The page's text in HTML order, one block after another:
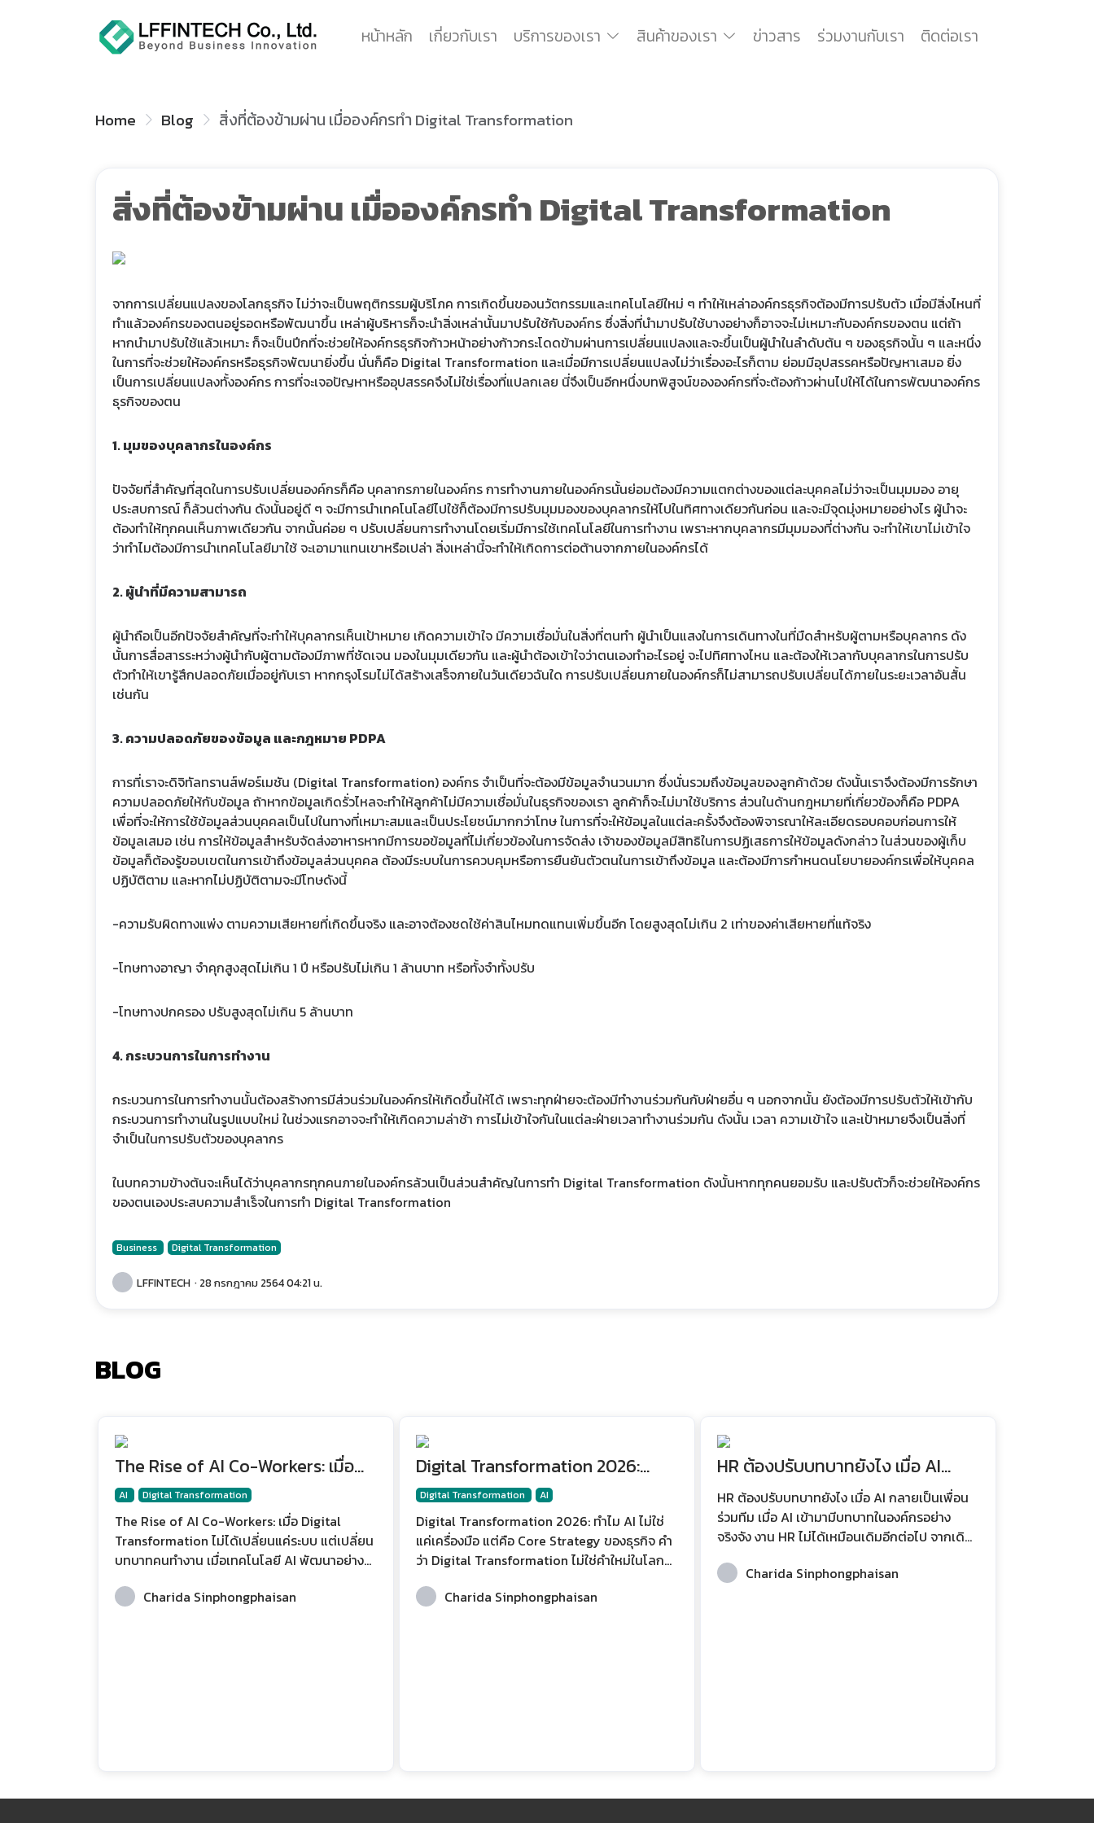
หน้าหลัก เกี่ยวกับเรา บริการของเรา สินค้าของเรา ข่าวสาร ร่วมงานกับเรา ติดต่อเรา
Home Blog สิ่งที่ต้องข้ามผ่าน เมื่อองค์กรทำ Digital Transformation
สิ่งที่ต้องข้ามผ่าน เมื่อองค์กรทำ Digital Transformation
จากการเปลี่ยนแปลงของโลกธุรกิจ ไม่ว่าจะเป็นพฤติกรรมผู้บริโภค การเกิดขึ้นของนวัตกรรมและเทคโนโลยีใหม่ ๆ ทำให้เหล่าองค์กรธุรกิจต้องมีการปรับตัว เมื่อมีสิ่งไหนที่
ทำแล้วองค์กรของตนอยู่รอดหรือพัฒนาขึ้น เหล่าผู้บริหารก็จะนำสิ่งเหล่านั้นมาปรับใช้กับองค์กร ซึ่งสิ่งที่นำมาปรับใช้บางอย่างก็อาจจะไม่เหมาะกับองค์กรของตน แต่ถ้า
หากนำมาปรับใช้แล้วเหมาะ ก็จะเป็นปีกที่จะช่วยให้องค์กรธุรกิจก้าวหน้าอย่างก้าวกระโดดข้ามผ่านการเปลี่ยนแปลงและจะขึ้นเป็นผู้นำในลำดับต้น ๆ ของธุรกิจนั้น ๆ และหนึ่ง
ในการที่จะช่วยให้องค์กรหรือธุรกิจพัฒนายิ่งขึ้น นั่นก็คือ Digital Transformation และเมื่อมีการเปลี่ยนแปลงไม่ว่าเรื่องอะไรก็ตาม ย่อมมีอุปสรรคหรือปัญหาเสมอ ยิ่ง
เป็นการเปลี่ยนแปลงทั้งองค์กร การที่จะเจอปัญหาหรืออุปสรรคจึงไม่ใช่เรื่องที่แปลกเลย นี่จึงเป็นอีกหนึ่งบทพิสูจน์ขององค์กรที่จะต้องก้าวผ่านไปให้ได้ในการพัฒนาองค์กร
ธุรกิจของตน
1. มุมของบุคลากรในองค์กร
ปัจจัยที่สำคัญที่สุดในการปรับเปลี่ยนองค์กรก็คือ บุคลากรภายในองค์กร การทำงานภายในองค์กรนั้นย่อมต้องมีความแตกต่างของแต่ละบุคคลไม่ว่าจะเป็นมุมมอง อายุ
ประสบการณ์ ก็ล้วนต่างกัน ดังนั้นอยู่ดี ๆ จะมีการนำเทคโนโลยีไปใช้ก็ต้องมีการปรับมุมมองของบุคลากรให้ไปในทิศทางเดียวกันก่อน และจะมีจุดมุ่งหมายอย่างไร ผู้นำจะ
ต้องทำให้ทุกคนเห็นภาพเดียวกัน จากนั้นค่อย ๆ ปรับเปลี่ยนการทำงานโดยเริ่มมีการใช้เทคโนโลยีในการทำงาน เพราะหากบุคลากรมีมุมมองที่ต่างกัน จะทำให้เขาไม่เข้าใจ
ว่าทำไมต้องมีการนำเทคโนโลยีมาใช้ จะเอามาแทนเขาหรือเปล่า สิ่งเหล่านี้จะทำให้เกิดการต่อต้านจากภายในองค์กรได้
2. ผู้นำที่มีความสามารถ
ผู้นำถือเป็นอีกปัจจัยสำคัญที่จะทำให้บุคลากรเห็นเป้าหมาย เกิดความเข้าใจ มีความเชื่อมั่นในสิ่งที่ตนทำ ผู้นำเป็นแสงในการเดินทางในที่มืดสำหรับผู้ตามหรือบุคลากร ดัง
นั้นการสื่อสารระหว่างผู้นำกับผู้ตามต้องมีภาพที่ชัดเจน มองในมุมเดียวกัน และผู้นำต้องเข้าใจว่าตนเองทำอะไรอยู่ จะไปทิศทางไหน และต้องให้เวลากับบุคลากรในการปรับ
ตัวทำให้เขารู้สึกปลอดภัยเมื่ออยู่กับเรา หากกรุงโรมไม่ได้สร้างเสร็จภายในวันเดียวฉันใด การปรับเปลี่ยนภายในองค์กรก็ไม่สามารถปรับเปลี่ยนได้ภายในระยะเวลาอันสั้น
เช่นกัน
3. ความปลอดภัยของข้อมูล และกฎหมาย PDPA
การที่เราจะดิจิทัลทรานส์ฟอร์เมชัน (Digital Transformation) องค์กร จำเป็นที่จะต้องมีข้อมูลจำนวนมาก ซึ่งนั่นรวมถึงข้อมูลของลูกค้าด้วย ดังนั้นเราจึงต้องมีการรักษา
ความปลอดภัยให้กับข้อมูล ถ้าหากข้อมูลเกิดรั่วไหลจะทำให้ลูกค้าไม่มีความเชื่อมั่นในธุรกิจของเรา ลูกค้าก็จะไม่มาใช้บริการ ส่วนในด้านกฎหมายที่เกี่ยวข้องก็คือ PDPA
เพื่อที่จะให้การใช้ข้อมูลส่วนบุคคลเป็นไปในทางที่เหมาะสมและเป็นประโยชน์มากกว่าโทษ ในการที่จะให้ข้อมูลในแต่ละครั้งจึงต้องพิจารณาให้ละเอียดรอบคอบก่อนการให้
ข้อมูลเสมอ เช่น การให้ข้อมูลสำหรับจัดส่งอาหารหากมีการขอข้อมูลที่ไม่เกี่ยวข้องในการจัดส่ง เจ้าของข้อมูลมีสิทธิในการปฏิเสธการให้ข้อมูลดังกล่าว ในส่วนของผู้เก็บ
ข้อมูลก็ต้องรู้ขอบเขตในการเข้าถึงข้อมูลส่วนบุคคล ต้องมีระบบในการควบคุมหรือการยืนยันตัวตนในการเข้าถึงข้อมูล และต้องมีการกำหนดนโยบายองค์กรเพื่อให้บุคคล
ปฏิบัติตาม และหากไม่ปฏิบัติตามจะมีโทษดังนี้
-ความรับผิดทางแพ่ง ตามความเสียหายที่เกิดขึ้นจริง และอาจต้องชดใช้ค่าสินไหมทดแทนเพิ่มขึ้นอีก โดยสูงสุดไม่เกิน 2 เท่าของค่าเสียหายที่แท้จริง
-โทษทางอาญา จำคุกสูงสุดไม่เกิน 1 ปี หรือปรับไม่เกิน 1 ล้านบาท หรือทั้งจำทั้งปรับ
-โทษทางปกครอง ปรับสูงสุดไม่เกิน 5 ล้านบาท
4. กระบวนการในการทำงาน
กระบวนการในการทำงานนั้นต้องสร้างการมีส่วนร่วมในองค์กรให้เกิดขึ้นให้ได้ เพราะทุกฝ่ายจะต้องมีทำงานร่วมกันกับฝ่ายอื่น ๆ นอกจากนั้น ยังต้องมีการปรับตัวให้เข้ากับ
กระบวนการทำงานในรูปแบบใหม่ ในช่วงแรกอาจจะทำให้เกิดความล่าช้า การไม่เข้าใจกันในแต่ละฝ่ายเวลาทำงานร่วมกัน ดังนั้น เวลา ความเข้าใจ และเป้าหมายจึงเป็นสิ่งที่
จำเป็นในการปรับตัวของบุคลากร
ในบทความข้างต้นจะเห็นได้ว่าบุคลากรทุกคนภายในองค์กรล้วนเป็นส่วนสำคัญในการทำ Digital Transformation ดังนั้นหากทุกคนยอมรับ และปรับตัวก็จะช่วยให้องค์กร
ของตนเองประสบความสำเร็จในการทำ Digital Transformation
Business Digital Transformation
LFFINTECH · 28 กรกฎาคม 2564 04:21 น.
BLOG
The Rise of AI Co-Workers: เมื่อ
Digital Transformation ไม่ได้
เปลี่ยนแค่ระบบ แต่เปลี่ยนบทบาทคน
ทำงาน
AI Digital Transformation
The Rise of AI Co-Workers: เมื่อ Digital
Transformation ไม่ได้เปลี่ยนแค่ระบบ แต่เปลี่ยน
บทบาทคนทำงาน เมื่อเทคโนโลยี AI พัฒนาอย่าง
ที่ช่วยทำงานบางขั้นตอนเหมือนในอดีตอีกต่อไป
Charida Sinphongphaisan
Digital Transformation 2026:
ทำไม AI ไม่ใช่แค่เครื่องมือ แต่คือ
Core Strategy ของธุรกิจ
Digital Transformation AI
Digital Transformation 2026: ทำไม AI ไม่ใช่
แค่เครื่องมือ แต่คือ Core Strategy ของธุรกิจ คำ
ว่า Digital Transformation ไม่ใช่คำใหม่ในโลก
ไปอย่างมีนัยสำคัญ หากเมื่อก่อนองค์กรพูดถึงการ
Charida Sinphongphaisan
HR ต้องปรับบทบาทยังไง เมื่อ AI
กลายเป็นเพื่อนร่วมทีม
HR ต้องปรับบทบาทยังไง เมื่อ AI กลายเป็นเพื่อน
ร่วมทีม เมื่อ AI เข้ามามีบทบาทในองค์กรอย่าง
จริงจัง งาน HR ไม่ได้เหมือนเดิมอีกต่อไป จากเดิม
วันนี้ AI เข้ามาช่วยวิเคราะห์ข้อมูล คัดกรองผู้สมัคร
Charida Sinphongphaisan